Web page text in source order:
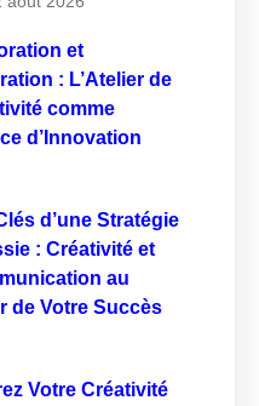
et
: L’Atelier de
comme
d’Innovation
d’une Stratégie
: Créativité et
au
de Votre Succès
Votre Créativité